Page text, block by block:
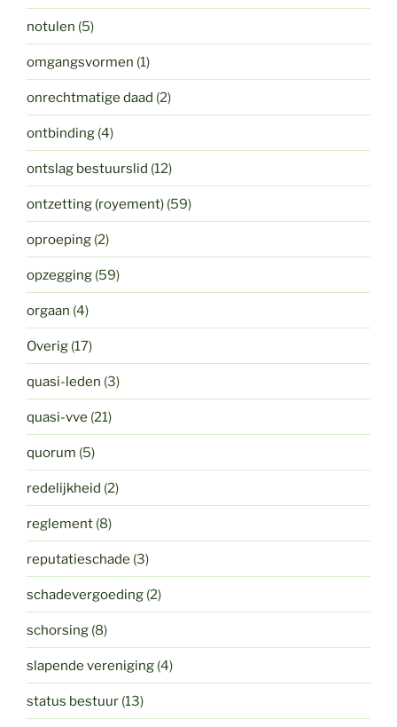
notulen (5)
omgangsvormen (1)
onrechtmatige daad (2)
ontbinding (4)
ontslag bestuurslid (12)
ontzetting (royement) (59)
oproeping (2)
opzegging (59)
orgaan (4)
Overig (17)
quasi-leden (3)
quasi-vve (21)
quorum (5)
redelijkheid (2)
reglement (8)
reputatieschade (3)
schadevergoeding (2)
schorsing (8)
slapende vereniging (4)
status bestuur (13)